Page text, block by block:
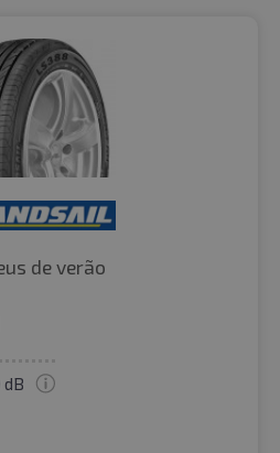
de verão
dB